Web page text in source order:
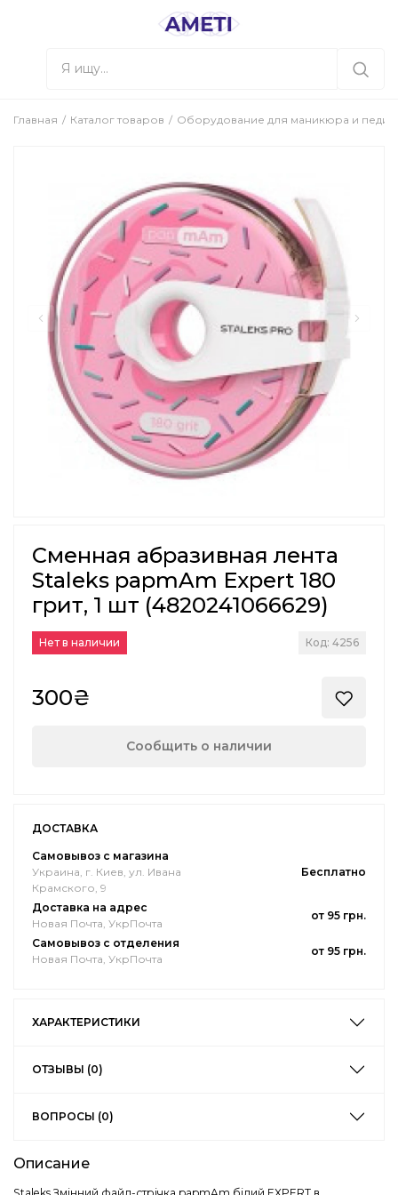
Главная Каталог товаров Оборудование для маникюра и
Сменная абразивная лента
Staleks papmAm Expert 180
грит, 1 шт (4820241066629)
Нет в наличии Код: 4256
300₴
Сообщить о наличии
ДОСТАВКА
Самовывоз с магазина
Украина, г. Киев, ул. Ивана
Крамского, 9
Бесплатно
Доставка на адрес
Новая Почта, УкрПочта
от 95 грн.
Самовывоз с отделения
Новая Почта, УкрПочта
от 95 грн.
ХАРАКТЕРИСТИКИ
ОТЗЫВЫ (0)
ВОПРОСЫ (0)
Описание